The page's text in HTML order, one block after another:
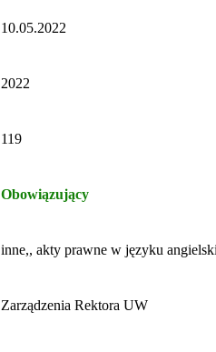
10.05.2022
2022
119
Obowiązujący
inne,, akty prawne w języku
Zarządzenia Rektora UW